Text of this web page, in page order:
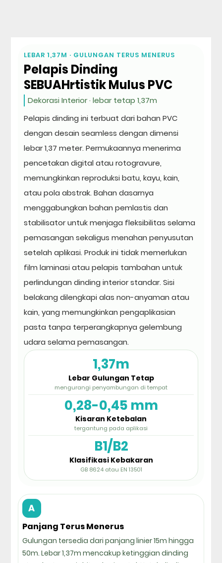
LEBAR 1,37M · GULUNGAN TERUS MENERUS
Pelapis Dinding
SEBUAHrtistik Mulus PVC
Dekorasi Interior · lebar tetap 1,37m
Pelapis dinding ini terbuat dari bahan PVC
dengan desain seamless dengan dimensi
lebar 1,37 meter. Permukaannya menerima
pencetakan digital atau rotogravure,
memungkinkan reproduksi batu, kayu, kain,
atau pola abstrak. Bahan dasarnya
menggabungkan bahan pemlastis dan
stabilisator untuk menjaga fleksibilitas selama
pemasangan sekaligus menahan penyusutan
setelah aplikasi. Produk ini tidak memerlukan
film laminasi atau pelapis tambahan untuk
perlindungan dinding interior standar. Sisi
belakang dilengkapi alas non-anyaman atau
kain, yang memungkinkan pengaplikasian
pasta tanpa terperangkapnya gelembung
udara selama pemasangan.
1,37m
Lebar Gulungan Tetap
mengurangi penyambungan di tempat
0,28-0,45 mm
Kisaran Ketebalan
tergantung pada aplikasi
B1/B2
Klasifikasi Kebakaran
GB 8624 atau EN 13501
A
Panjang Terus Menerus
Gulungan tersedia dari panjang linier 15m hingga
50m. Lebar 1,37m mencakup ketinggian dinding